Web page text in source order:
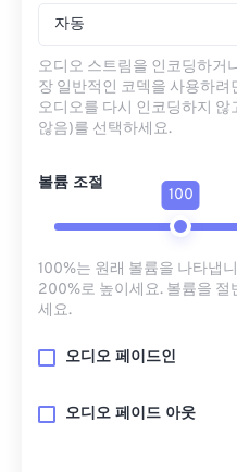
자동
오디오 스트림을 인코딩하거
장 일반적인 코덱을 사용하
오디오를 다시 인코딩하지
않음)를 선택하세요.
볼륨 조절
100
100%는 원래 볼륨을 나타냅
200%로 높이세요. 볼륨을
세요.
오디오 페이드인
오디오 페이드 아웃